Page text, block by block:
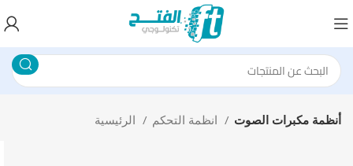
أنظمة مكبرات الصوت